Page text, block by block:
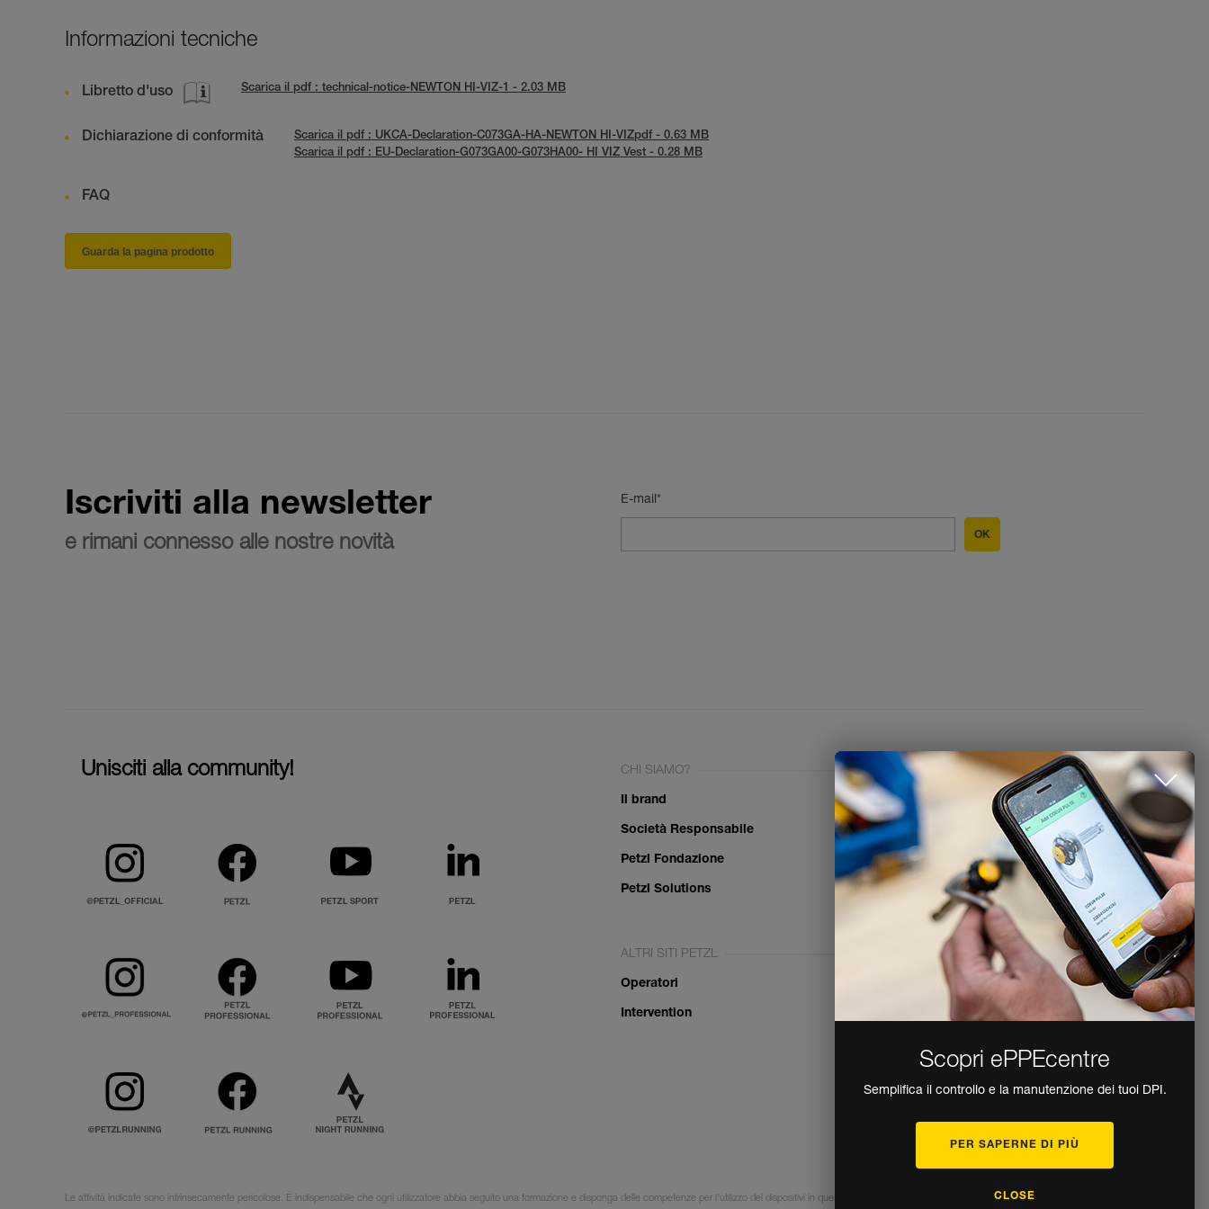
Informazioni tecniche
Libretto d'uso Scarica il pdf : technical-notice-NEWTON HI-VIZ-1 - 2.03 MB
Dichiarazione di conformità
Scarica il pdf : UKCA-Declaration-C073GA-HA-NEWTON HI-VIZpdf - 0.63 MB
Scarica il pdf : EU-Declaration-G073GA00-G073HA00- HI VIZ Vest - 0.28 MB
FAQ
Guarda la pagina prodotto
Scopri ePPEcentre
Semplifica il controllo e la manutenzione dei tuoi DPI.
PER SAPERNE DI PIÙ
CLOSE
Iscriviti alla newsletter
e rimani connesso alle nostre novità
E-mail*
OK
Unisciti alla community! CHI SIAMO?
Il brand
Società Responsabile
Petzl Fondazione
Petzl Solutions
ALTRI SITI PETZL
Operatori
Intervention
CONTATTACI
Name
Email
Phone
Modulo di contatto
Accesso stampa
Note legali
Politica di trattamento dei dati personali e di
gestione dei cookie
Accessibility Declaration
Le attività indicate sono intrinsecamente pericolose. È indispensabile che ogni utilizzatore abbia seguito una formazione e disponga delle competenze per l’utilizzo dei dispositivi in queste attività. Petzl contact Other